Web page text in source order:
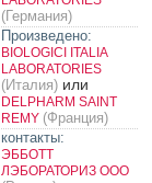
(Германия)
Произведено:
BIOLOGICI ITALIA
LABORATORIES
(Италия) или
DELPHARM SAINT
REMY (Франция)
контакты:
ЭББОТТ
ЛЭБОРАТОРИЗ ООО